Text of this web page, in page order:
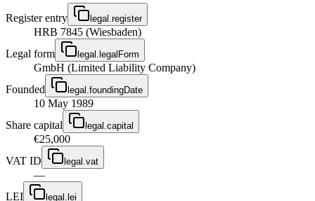
Register entry legal.register
HRB 7845 (Wiesbaden)
Legal form
legal.legalForm
GmbH (Limited Liability Company)
Founded
legal.foundingDate
10 May 1989
Share capital
legal.capital
€25,000
VAT ID
legal.vat
—
LEI
legal.lei